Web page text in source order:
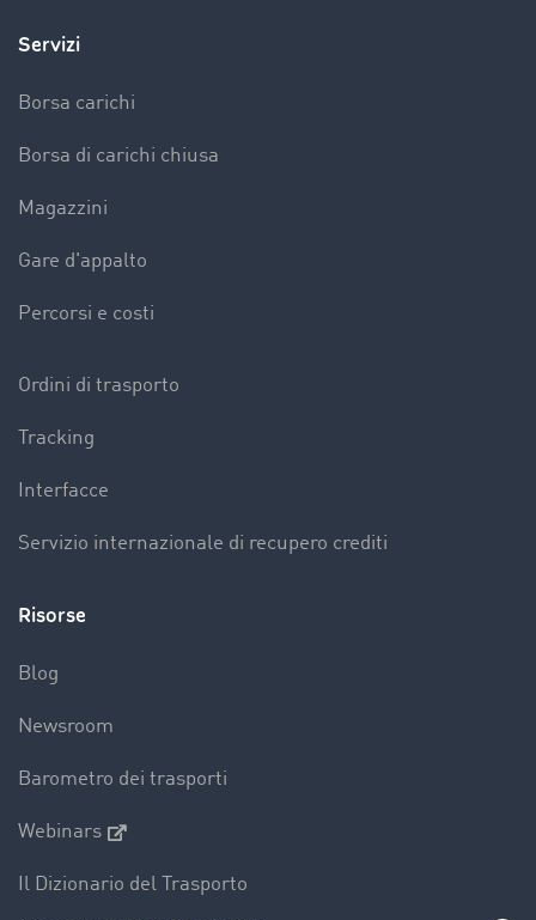
Servizi
Borsa carichi
Borsa di carichi chiusa
Magazzini
Gare d'appalto
Percorsi e costi
Ordini di trasporto
Tracking
Interfacce
Servizio internazionale di recupero crediti
Risorse
Blog
Newsroom
Barometro dei trasporti
Webinars
Il Dizionario del Trasporto